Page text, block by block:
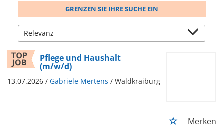
GRENZEN SIE IHRE SUCHE EIN
Pflege und Haushalt
(m/w/d)
13.07.2026 / Gabriele Mertens / Waldkraiburg
Merken